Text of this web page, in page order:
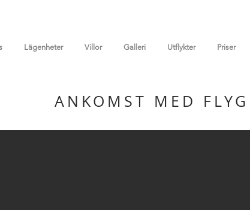
ANKOMST MED FLYG
Lägenheter Villor Galleri Utflykter Priser